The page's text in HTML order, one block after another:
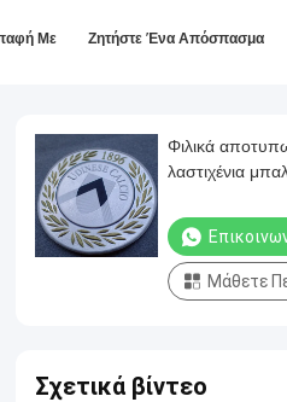
Με Ζητήστε Ένα Απόσπασμα
Φιλικά
λαστιχένια
Μάθετε
Σχετικά βίντεο